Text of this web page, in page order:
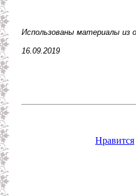
Использованы материалы из
16.09.2019
Нравится